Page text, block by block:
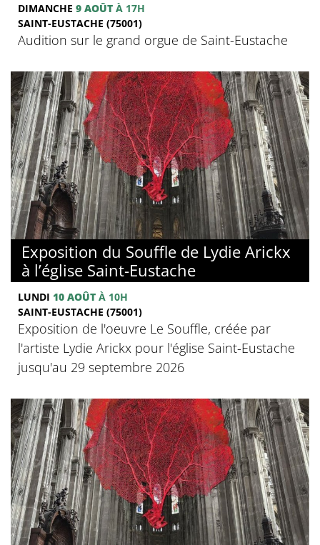
DIMANCHE 9 AOÛT À 17H
SAINT-EUSTACHE (75001)
Audition sur le grand orgue de Saint-Eustache
Exposition du Souffle de Lydie Arickx
à l’église Saint-Eustache
LUNDI 10 AOÛT À 10H
SAINT-EUSTACHE (75001)
Exposition de l'oeuvre Le Souffle, créée par
l'artiste Lydie Arickx pour l'église Saint-Eustache
jusqu'au 29 septembre 2026